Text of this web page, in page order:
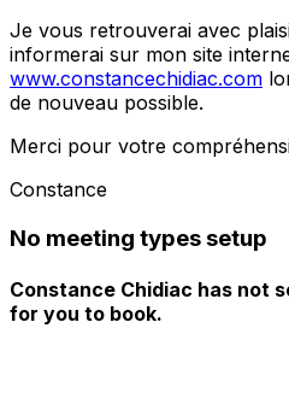
Je vous retrouverai avec
informerai sur mon site
www.constancechidiac.com
de nouveau possible.
Merci pour votre
Constance
No meeting types setup
Constance Chidiac has not
for you to book.